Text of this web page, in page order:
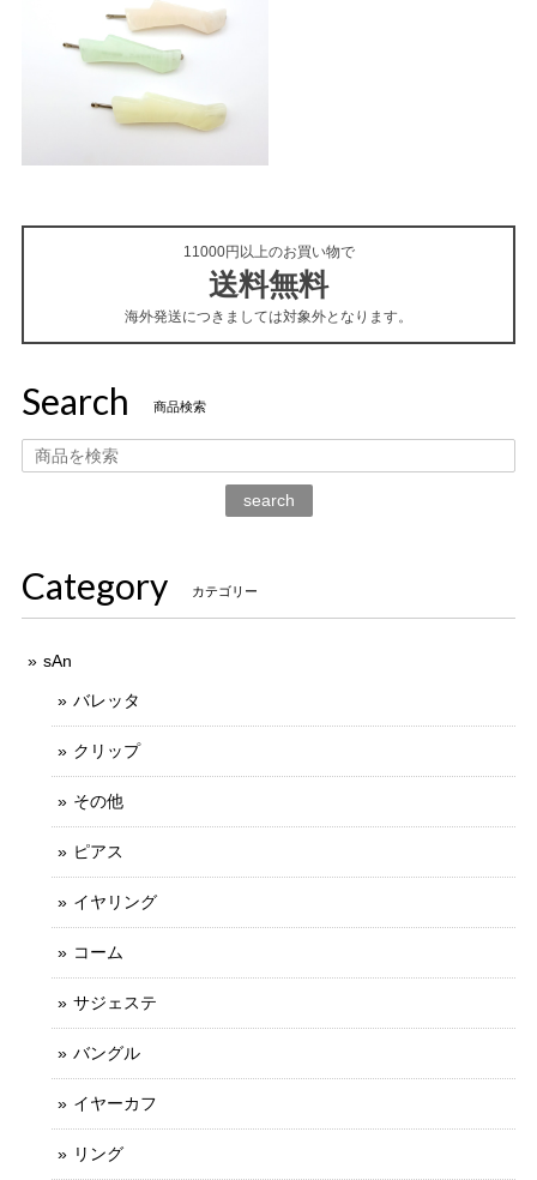
11000円以上のお買い物で
送料無料
海外発送につきましては対象外となります。
Search 商品検索
search
Category カテゴリー
sAn
バレッタ
クリップ
その他
ピアス
イヤリング
コーム
サジェステ
バングル
イヤーカフ
リング